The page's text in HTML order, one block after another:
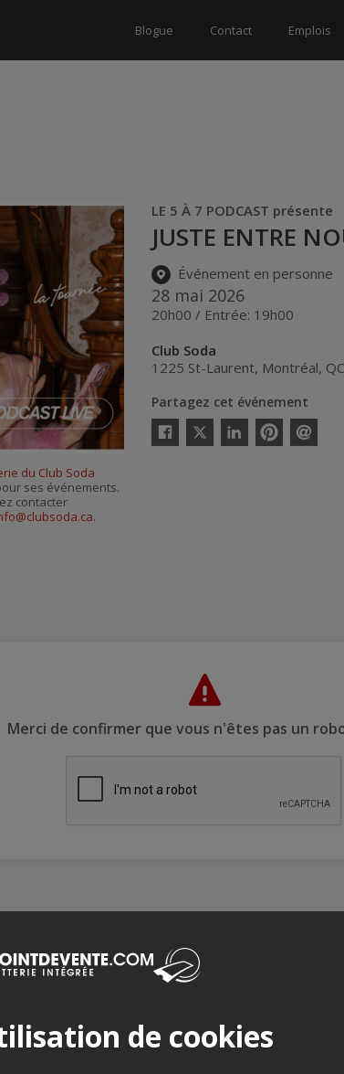
Blogue Contact Emplois
LE 5 À 7 PODCAST présente
JUSTE ENTRE
Événement en personne
28 mai 2026
20h00 / Entrée: 19h00
Club Soda
1225 St-Laurent, Montréal, QC
Partagez cet événement
Facebook
Twitter
LinkedinPinterestEnvoyer
du Club Soda
ses événements.
contacter
.
Merci de confirmer que vous n'êtes pas un
une soirée unique en compagnie de vos deux
nouveau podcast en live, avec un concept inédit
ainsi que quelques surprenantes surprises…
ça ? Rien n’est enregistré. Ce qui se passe ce
y, ou regrettez-le toute votre vie !
de cookies